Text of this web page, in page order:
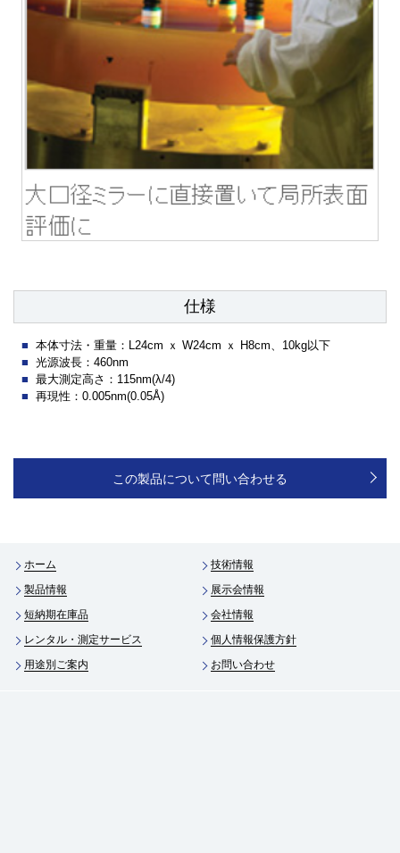
仕様
本体寸法・重量：L24cm ｘ W24cm ｘ H8cm、10kg以下
光源波長：460nm
最大測定高さ：115nm(λ/4)
再現性：0.005nm(0.05Å)
この製品について問い合わせる
ホーム
技術情報
製品情報
展示会情報
短納期在庫品
会社情報
レンタル・測定サービス
個人情報保護方針
用途別ご案内
お問い合わせ